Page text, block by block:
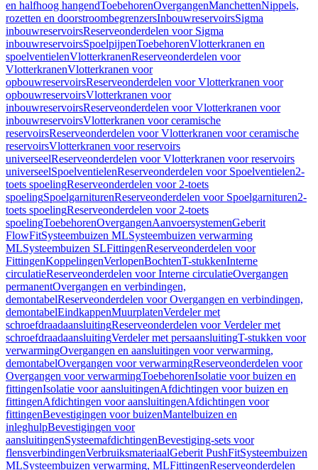
en halfhoog hangendToebehorenOvergangenManchettenNippels,
rozetten en doorstroombegrenzersInbouwreservoirsSigma
inbouwreservoirsReserveonderdelen voor Sigma
inbouwreservoirsSpoelpijpenToebehorenVlotterkranen en
spoelventielenVlotterkranenReserveonderdelen voor
VlotterkranenVlotterkranen voor
opbouwreservoirsReserveonderdelen voor Vlotterkranen voor
opbouwreservoirsVlotterkranen voor
inbouwreservoirsReserveonderdelen voor Vlotterkranen voor
inbouwreservoirsVlotterkranen voor ceramische
reservoirsReserveonderdelen voor Vlotterkranen voor ceramische
reservoirsVlotterkranen voor reservoirs
universeelReserveonderdelen voor Vlotterkranen voor reservoirs
universeelSpoelventielenReserveonderdelen voor Spoelventielen2-
toets spoelingReserveonderdelen voor 2-toets
spoelingSpoelgarniturenReserveonderdelen voor Spoelgarnituren2-
toets spoelingReserveonderdelen voor 2-toets
spoelingToebehorenOvergangenAanvoersystemenGeberit
FlowFitSysteembuizen MLSysteembuizen verwarming
MLSysteembuizen SLFittingenReserveonderdelen voor
FittingenKoppelingenVerlopenBochtenT-stukkenInterne
circulatieReserveonderdelen voor Interne circulatieOvergangen
permanentOvergangen en verbindingen,
demontabelReserveonderdelen voor Overgangen en verbindingen,
demontabelEindkappenMuurplatenVerdeler met
schroefdraadaansluitingReserveonderdelen voor Verdeler met
schroefdraadaansluitingVerdeler met persaansluitingT-stukken voor
verwarmingOvergangen en aansluitingen voor verwarming,
demontabelOvergangen voor verwarmingReserveonderdelen voor
Overgangen voor verwarmingToebehorenIsolatie voor buizen en
fittingenIsolatie voor aansluitingenAfdichtingen voor buizen en
fittingenAfdichtingen voor aansluitingenAfdichtingen voor
fittingenBevestigingen voor buizenMantelbuizen en
inleghulpBevestigingen voor
aansluitingenSysteemafdichtingenBevestiging-sets voor
flensverbindingenVerbruiksmateriaalGeberit PushFitSysteembuizen
MLSysteembuizen verwarming, MLFittingenReserveonderdelen